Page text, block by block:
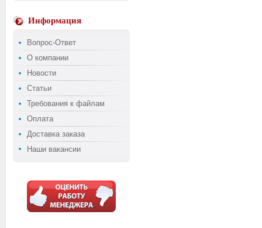
Информация
Вопрос-Ответ
О компании
Новости
Статьи
Требования к файлам
Оплата
Доставка заказа
Наши вакансии